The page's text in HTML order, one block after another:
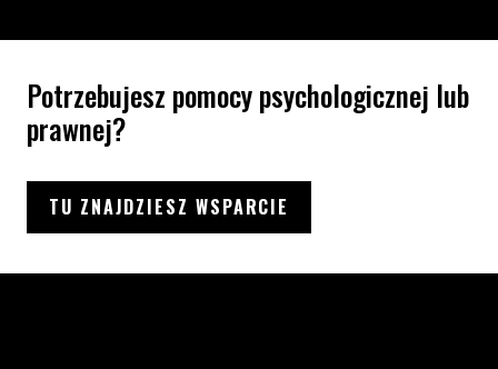
Potrzebujesz pomocy psychologicznej lub
prawnej?
TU ZNAJDZIESZ WSPARCIE